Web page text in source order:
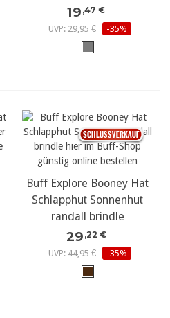
19 ,47 €
UVP: 29,95 €
-35%
Buff Explore Booney Hat
Schlapphut Sonnenhut
randall brindle
29 ,22 €
UVP: 44,95 €
-35%